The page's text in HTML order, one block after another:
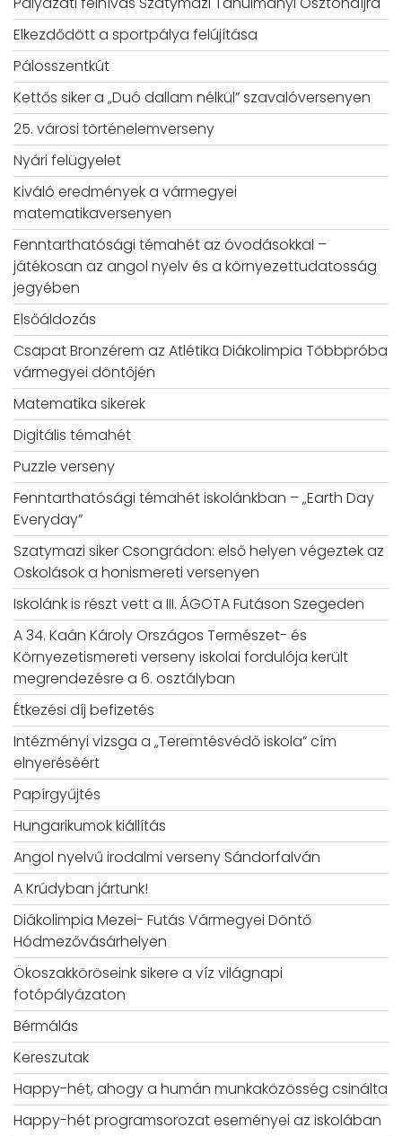
Elkezdődött a sportpálya felújítása
Pálosszentkút
Kettős siker a „Duó dallam nélkül” szavalóversenyen
25. városi történelemverseny
Nyári felügyelet
Kiváló eredmények a vármegyei
matematikaversenyen
Fenntarthatósági témahét az óvodásokkal –
játékosan az angol nyelv és a környezettudatosság
jegyében
Elsőáldozás
Csapat Bronzérem az Atlétika Diákolimpia Többpróba
vármegyei döntőjén
Matematika sikerek
Digitális témahét
Puzzle verseny
Fenntarthatósági témahét iskolánkban – „Earth Day
Everyday”
Szatymazi siker Csongrádon: első helyen végeztek az
Oskolások a honismereti versenyen
Iskolánk is részt vett a III. ÁGOTA Futáson Szegeden
A 34. Kaán Károly Országos Természet- és
Környezetismereti verseny iskolai fordulója került
megrendezésre a 6. osztályban
Étkezési díj befizetés
Intézményi vizsga a „Teremtésvédő iskola” cím
elnyeréséért
Papírgyűjtés
Hungarikumok kiállítás
Angol nyelvű irodalmi verseny Sándorfalván
A Krúdyban jártunk!
Diákolimpia Mezei- Futás Vármegyei Döntő
Hódmezővásárhelyen
Ökoszakköröseink sikere a víz világnapi
fotópályázaton
Bérmálás
Kereszutak
Happy-hét, ahogy a humán munkaközösség csinálta
Happy-hét programsorozat eseményei az iskolában